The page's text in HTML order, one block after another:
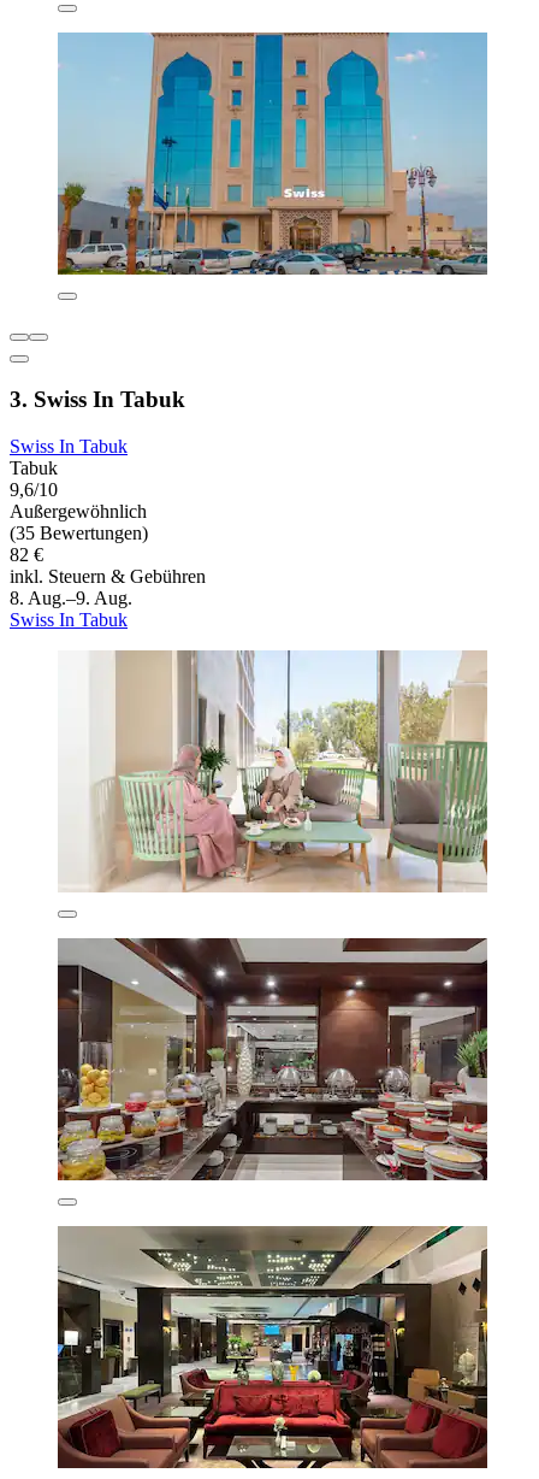
3. Swiss In Tabuk
Swiss In Tabuk
Tabuk
9,6/10
Außergewöhnlich
(35 Bewertungen)
82 €
inkl. Steuern & Gebühren
8. Aug.–9. Aug.
Swiss In Tabuk